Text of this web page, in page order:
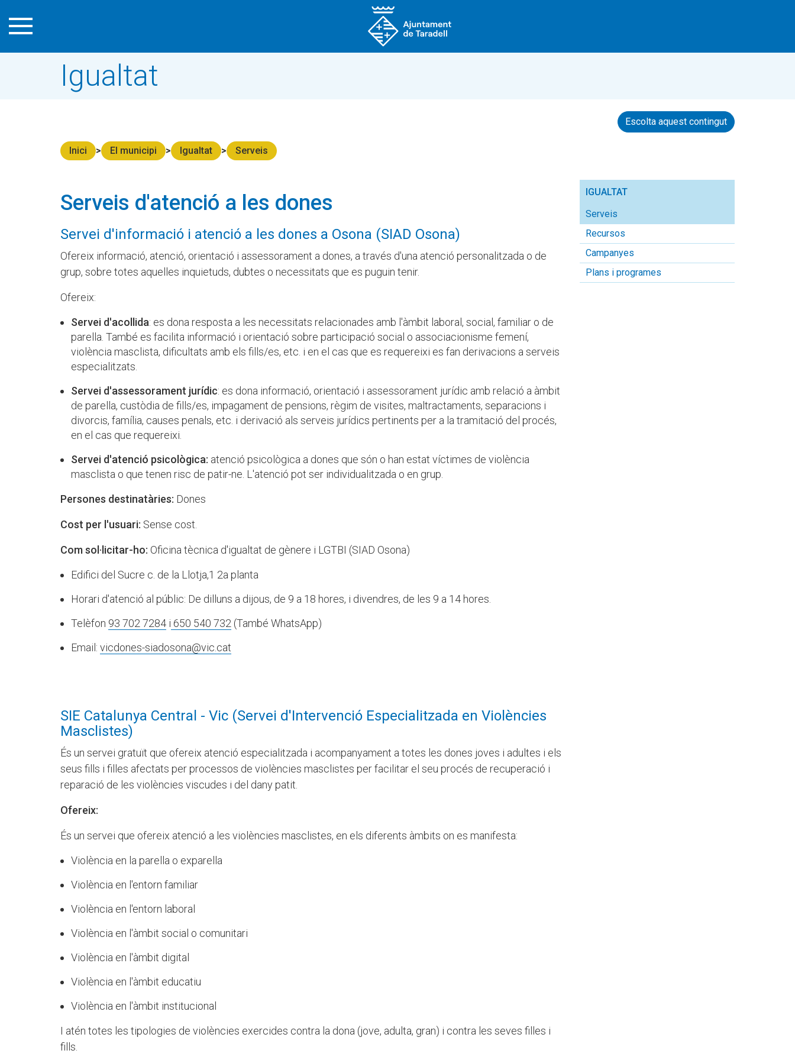
Igualtat
Escolta aquest contingut
Inici El municipi Igualtat Serveis
Serveis d'atenció a les dones
Servei d'informació i atenció a les dones a Osona (SIAD Osona)
Ofereix informació, atenció, orientació i assessorament a dones, a través d'una atenció personalitzada o de
grup, sobre totes aquelles inquietuds, dubtes o necessitats que es puguin tenir.
Ofereix:
Servei d'acollida: es dona resposta a les necessitats relacionades amb l'àmbit laboral, social, familiar o de
parella. També es facilita informació i orientació sobre participació social o associacionisme femení,
violència masclista, dificultats amb els fills/es, etc. i en el cas que es requereixi es fan derivacions a serveis
especialitzats.
Servei d'assessorament jurídic: es dona informació, orientació i assessorament jurídic amb relació a àmbit
de parella, custòdia de fills/es, impagament de pensions, règim de visites, maltractaments, separacions i
divorcis, família, causes penals, etc. i derivació als serveis jurídics pertinents per a la tramitació del procés,
en el cas que requereixi.
Servei d'atenció psicològica: atenció psicològica a dones que són o han estat víctimes de violència
masclista o que tenen risc de patir-ne. L'atenció pot ser individualitzada o en grup.
Persones destinatàries: Dones
Cost per l'usuari: Sense cost.
Com sol·licitar-ho: Oficina tècnica d'igualtat de gènere i LGTBI (SIAD Osona)
Edifici del Sucre c. de la Llotja,1 2a planta
Horari d'atenció al públic: De dilluns a dijous, de 9 a 18 hores, i divendres, de les 9 a 14 hores.
Telèfon 93 702 7284i 650 540 732 (També WhatsApp)
Email: vicdones-siadosona@vic.cat
SIE Catalunya Central - Vic (Servei d'Intervenció Especialitzada en Violències
Masclistes)
És un servei gratuït que ofereix atenció especialitzada i acompanyament a totes les dones joves i adultes i els
seus fills i filles afectats per processos de violències masclistes per facilitar el seu procés de recuperació i
reparació de les violències viscudes i del dany patit.
Ofereix:
És un servei que ofereix atenció a les violències masclistes, en els diferents àmbits on es manifesta:
Violència en la parella o exparella
Violència en l'entorn familiar
Violència en l'entorn laboral
Violència en l'àmbit social o comunitari
Violència en l'àmbit digital
Violència en l'àmbit educatiu
Violència en l'àmbit institucional
I atén totes les tipologies de violències exercides contra la dona (jove, adulta, gran) i contra les seves filles i
fills.
IGUALTAT
Serveis
Recursos
Campanyes
Plans i programes